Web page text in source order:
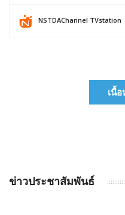
NSTDAChannel TVstation
เนื้
ข่าวประชาสัมพันธ์